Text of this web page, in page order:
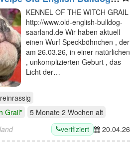
KENNEL OF THE WITCH GRAIL
http://www.old-english-bulldog-
saarland.de Wir haben aktuell
einen Wurf Speckböhnchen , der
am 26.03.26, in einer natürlichen
, unkomplizierten Geburt , das
Licht der…
reinrassig
Grail"
5 Monate 2 Wochen alt
verifiziert 20.04.26